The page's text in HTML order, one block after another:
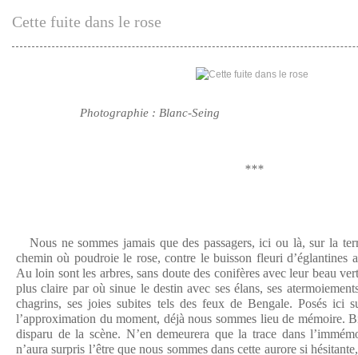
Cette fuite dans le rose
Photographie : Blanc-Seing
***
Nous ne sommes jamais que des passagers, ici ou là, sur la
chemin où poudroie le rose, contre le buisson fleuri d’églantines
Au loin sont les arbres, sans doute des conifères avec leur beau
plus claire par où sinue le destin avec ses élans, ses
chagrins, ses joies subites tels des feux de Bengale. Posés ici
l’approximation du moment, déjà nous sommes lieu de mémoire.
disparu de la scène. N’en demeurera que la trace dans
n’aura surpris l’être que nous sommes dans cette aurore si